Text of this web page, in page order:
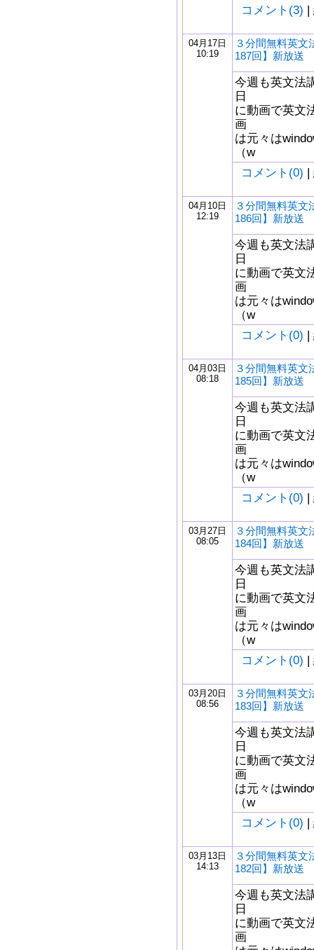
コメント(3) |
04月17日
10:19
３分間無料英文
187回】新放送
今週も英文法
日
に動画で英文
画
は元々は
（w
コメント(0) |
04月10日
12:19
３分間無料英文
186回】新放送
今週も英文法
日
に動画で英文
画
は元々は
（w
コメント(0) |
04月03日
08:18
３分間無料英文
185回】新放送
今週も英文法
日
に動画で英文
画
は元々は
（w
コメント(0) |
03月27日
08:05
３分間無料英文
184回】新放送
今週も英文法
日
に動画で英文
画
は元々は
（w
コメント(0) |
03月20日
08:56
３分間無料英文
183回】新放送
今週も英文法
日
に動画で英文
画
は元々は
（w
コメント(0) |
03月13日
14:13
３分間無料英文
182回】新放送
今週も英文法
日
に動画で英文
画